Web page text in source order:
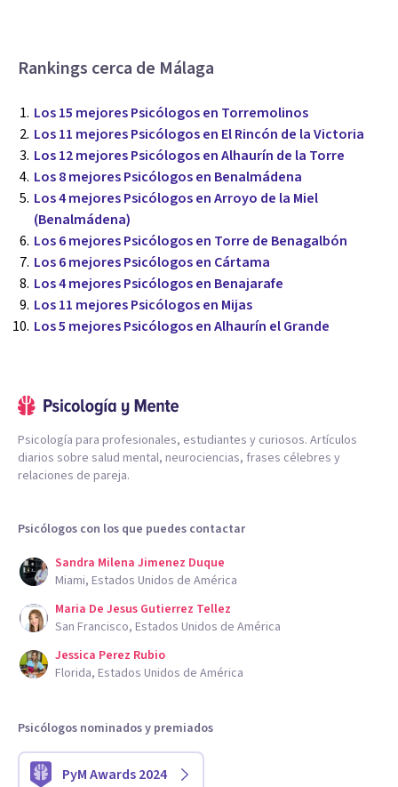
Rankings cerca de Málaga
Los 15 mejores Psicólogos en Torremolinos
Los 11 mejores Psicólogos en El Rincón de la Victoria
Los 12 mejores Psicólogos en Alhaurín de la Torre
Los 8 mejores Psicólogos en Benalmádena
Los 4 mejores Psicólogos en Arroyo de la Miel
(Benalmádena)
Los 6 mejores Psicólogos en Torre de Benagalbón
Los 6 mejores Psicólogos en Cártama
Los 4 mejores Psicólogos en Benajarafe
Los 11 mejores Psicólogos en Mijas
Los 5 mejores Psicólogos en Alhaurín el Grande
Psicología para profesionales, estudiantes y curiosos. Artículos
diarios sobre salud mental, neurociencias, frases célebres y
relaciones de pareja.
Psicólogos con los que puedes contactar
Sandra Milena Jimenez Duque
Miami, Estados Unidos de América
Maria De Jesus Gutierrez Tellez
San Francisco, Estados Unidos de América
Jessica Perez Rubio
Florida, Estados Unidos de América
Psicólogos nominados y premiados
PyM Awards 2024